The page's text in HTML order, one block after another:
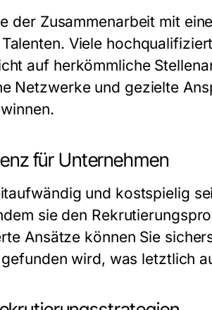
der Zusammenarbeit mit
Viele
auf herkömmliche
Netzwerke und gezielte
für Unternehmen
und kostspielig
sie den
Ansätze können Sie
wird, was letztlich